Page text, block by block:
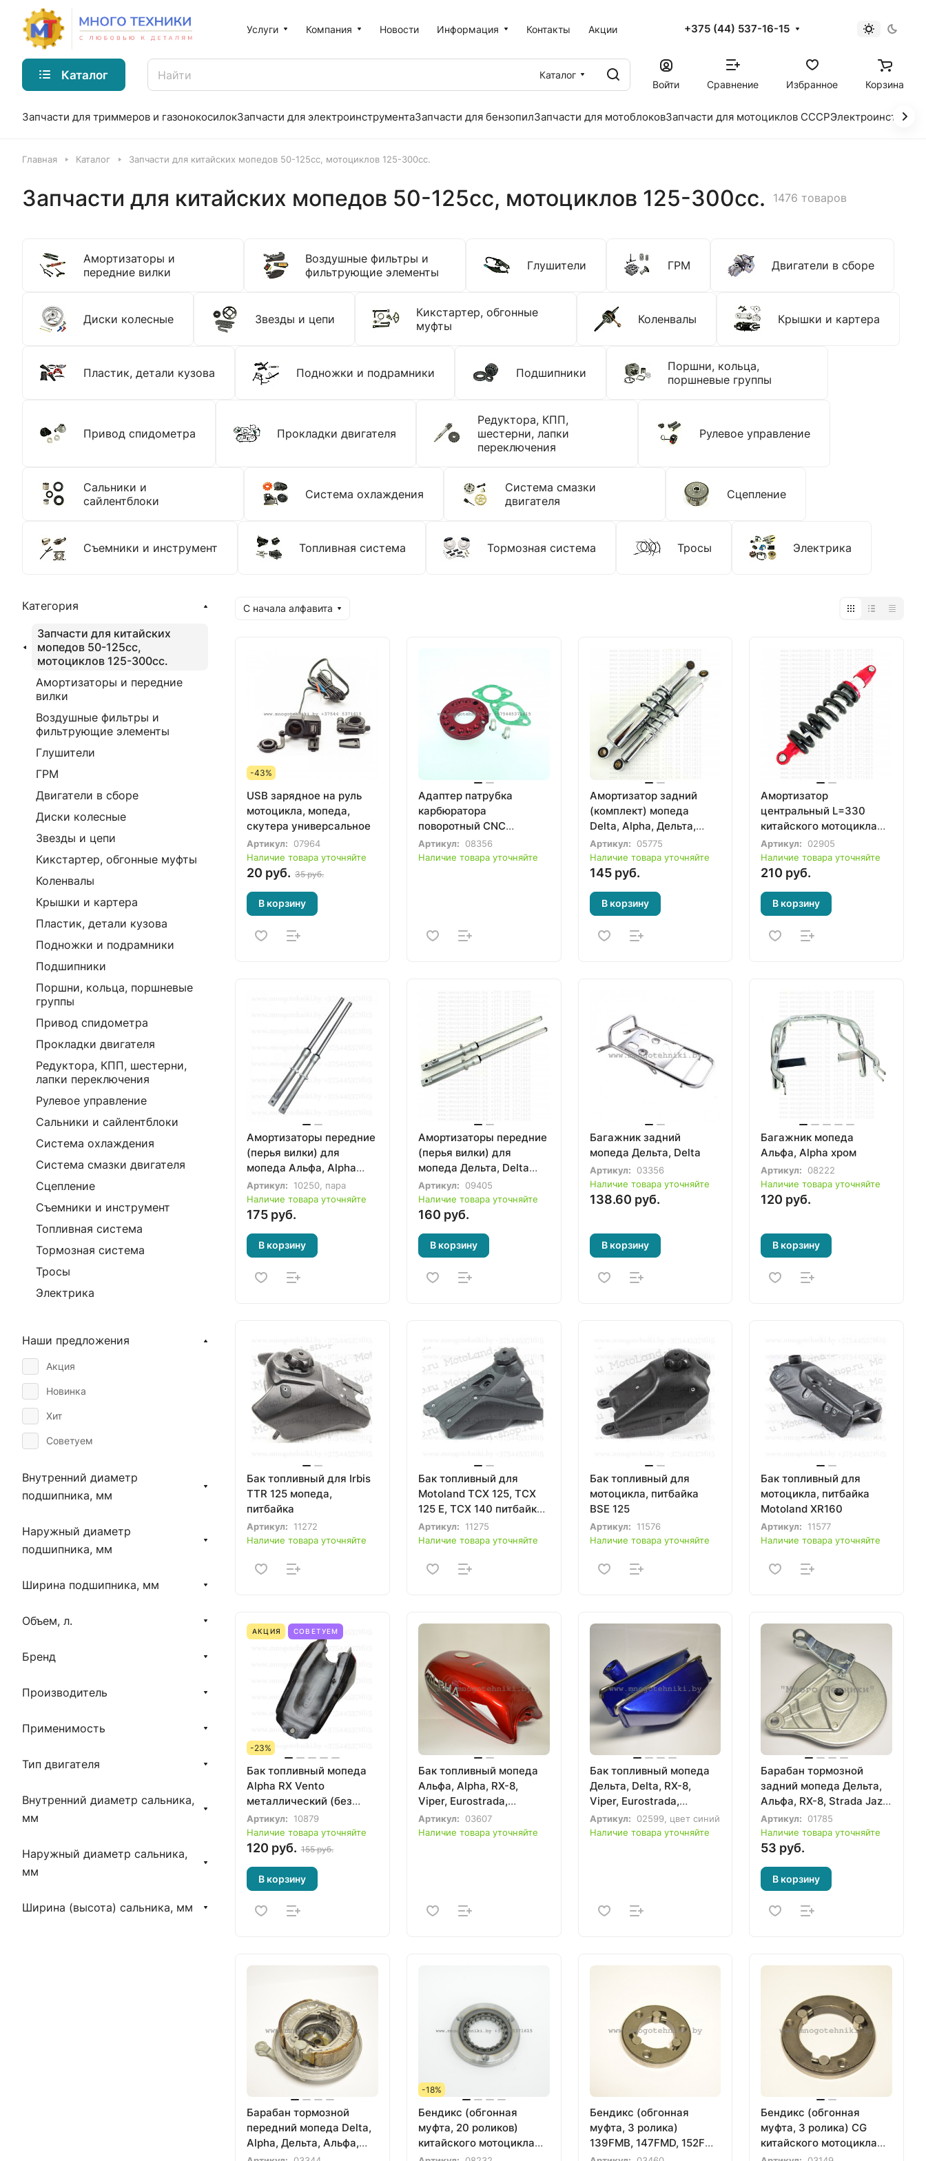
Услуги Компания Новости Информация Контакты Акции +375 (44) 537-16-15
Каталог
Каталог
Войти
Сравнение Избранное Корзина
Запчасти для триммеров и газонокосилокЗапчасти для электроинструментаЗапчасти для бензопилЗапчасти для мотоблоковЗапчасти для мотоциклов СССР
Главная Каталог Запчасти для китайских мопедов 50-125сс, мотоциклов 125-300сс.
Запчасти для китайских мопедов 50-125сс, мотоциклов 125-300сс. 1476 товаров
Амортизаторы и
передние вилки
Воздушные фильтры и
фильтрующие элементы
Глушители ГРМ Двигатели в сборе
Диски колесные Звезды и цепи
Кикстартер, обгонные
муфты
Коленвалы Крышки и картера
Пластик, детали кузова Подножки и подрамники Подшипники
Поршни, кольца,
поршневые группы
Привод спидометра Прокладки двигателя
Редуктора, КПП,
шестерни, лапки
переключения
Рулевое управление
Сальники и
сайлентблоки
Система охлаждения
Система смазки
двигателя
Сцепление
Съемники и инструмент Топливная система Тормозная система Тросы Электрика
С начала алфавита
-43%
USB зарядное на руль
мотоцикла, мопеда,
скутера универсальное
Артикул:
07964
Наличие товара уточняйте
20 руб. 35 руб.
В корзину
Адаптер патрубка
карбюратора
поворотный CNC
китайского мотоцикла,
питбайка, мопеда,
Артикул:
08356
Наличие товара уточняйте
Амортизатор задний
(комплект) мопеда
Delta, Alpha, Дельта,
Альфа, RX-8, Atlant,
Viper, Eurostrada,
Eurotex, Irbis, Dingo,
Альфамото, M1NSK
Артикул:
05775
Наличие товара уточняйте
145 руб.
В корзину
Амортизатор
центральный L=330
китайского мотоцикла
Racer, Minsk, Irbis, Viper,
Lifan, Loncin, Zongshen,
SYM, Forsage, Cronus,
Артикул:
02905
Наличие товара уточняйте
210 руб.
В корзину
Амортизаторы передние
(перья вилки) для
мопеда Альфа, Alpha
(D27, ось 10мм)
Артикул:
10250, пара
Наличие товара уточняйте
175 руб.
В корзину
Амортизаторы передние
(перья вилки) для
мопеда Дельта, Delta
(D25, ось 10мм)
Артикул:
09405
Наличие товара уточняйте
160 руб.
В корзину
Багажник задний
мопеда Дельта, Delta
Артикул:
03356
Наличие товара уточняйте
138.60 руб.
В корзину
Багажник мопеда
Альфа, Alpha хром
Артикул:
08222
Наличие товара уточняйте
120 руб.
В корзину
Бак топливный для Irbis
TTR 125 мопеда,
питбайка
Артикул:
11272
Наличие товара уточняйте
Бак топливный для
Motoland TCX 125, TCX
125 E, TCX 140 питбайка,
мопеда
Артикул:
11275
Наличие товара уточняйте
Бак топливный для
мотоцикла, питбайка
BSE 125
Артикул:
11576
Наличие товара уточняйте
Бак топливный для
мотоцикла, питбайка
Motoland XR160
Артикул:
11577
Наличие товара уточняйте
АКЦИЯ СОВЕТУЕМ
-23%
Бак топливный мопеда
Alpha RX Vento
металлический (без
пробки)
Артикул:
10879
Наличие товара уточняйте
120 руб. 155 руб.
В корзину
Бак топливный мопеда
Альфа, Alpha, RX-8,
Viper, Eurostrada,
Eurotex, Irbis, Dingo,
Active, Irokez, Racer,
Артикул:
03607
Наличие товара уточняйте
Бак топливный мопеда
Дельта, Delta, RX-8,
Viper, Eurostrada,
Eurotex, Irbis, Dingo,
Active, Irokez, Racer,
Артикул:
02599, цвет синий
Наличие товара уточняйте
Барабан тормозной
задний мопеда Дельта,
Альфа, RX-8, Strada Jazz,
Eurostrada, Eurotex, Irbis,
Dingo, Active, Irokez
Артикул:
01785
Наличие товара уточняйте
53 руб.
В корзину
Барабан тормозной
передний мопеда Delta,
Alpha, Дельта, Альфа,
RX-8, Viper, Eurostrada,
-18%
Бендикс (обгонная
муфта, 20 роликов)
китайского мотоцикла
165FML, 165FMM,
Бендикс (обгонная
муфта, 3 ролика)
139FMB, 147FMD, 152FMI
мопеда, квадроцикла
Бендикс (обгонная
муфта, 3 ролика) CG
китайского мотоцикла
Racer, Minsk, Irbis, Viper,
Категория
Запчасти для китайских
мопедов 50-125сс,
мотоциклов 125-300сс.
Амортизаторы и передние
вилки
Воздушные фильтры и
фильтрующие элементы
Глушители
ГРМ
Двигатели в сборе
Диски колесные
Звезды и цепи
Кикстартер, обгонные муфты
Коленвалы
Крышки и картера
Пластик, детали кузова
Подножки и подрамники
Подшипники
Поршни, кольца, поршневые
группы
Привод спидометра
Прокладки двигателя
Редуктора, КПП, шестерни,
лапки переключения
Рулевое управление
Сальники и сайлентблоки
Система охлаждения
Система смазки двигателя
Сцепление
Съемники и инструмент
Топливная система
Тормозная система
Тросы
Электрика
Наши предложения
Акция
Новинка
Хит
Советуем
Внутренний диаметр
подшипника, мм
Наружный диаметр
подшипника, мм
Ширина подшипника, мм
Объем, л.
Бренд
Производитель
Применимость
Тип двигателя
Внутренний диаметр сальника,
мм
Наружный диаметр сальника,
мм
Ширина (высота) сальника, мм